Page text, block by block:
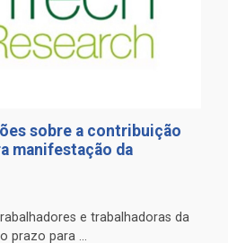
sobre a contribuição
manifestação da
e trabalhadoras da
prazo para ...